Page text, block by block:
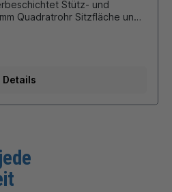
Stütz- und
Quadratrohr Sitzfläche und
Sämtliche
Details